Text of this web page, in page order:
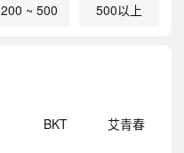
200 ~ 500 500以上
BKT 艾青春